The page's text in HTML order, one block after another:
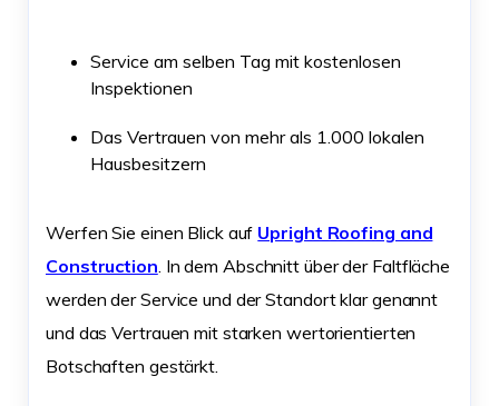
Service am selben Tag mit kostenlosen
Inspektionen
Das Vertrauen von mehr als 1.000 lokalen
Hausbesitzern
Werfen Sie einen Blick auf Upright Roofing and
Construction. In dem Abschnitt über der Faltfläche
werden der Service und der Standort klar genannt
und das Vertrauen mit starken wertorientierten
Botschaften gestärkt.